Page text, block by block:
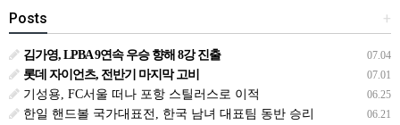
+
Posts
07.04
김가영, LPBA 9연속 우승 향해 8강 진출
07.01
롯데 자이언츠, 전반기 마지막 고비
06.25
기성용, FC서울 떠나 포항 스틸러스로 이적
06.21
한일 핸드볼 국가대표전, 한국 남녀 대표팀 동반 승리